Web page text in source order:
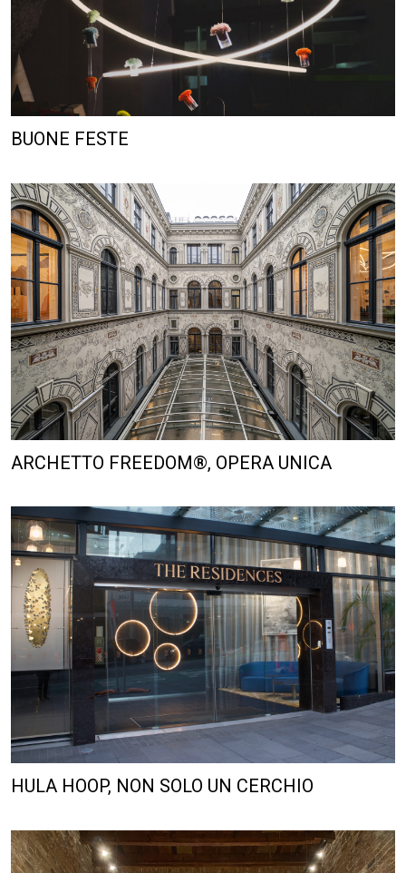
BUONE FESTE
ARCHETTO FREEDOM®, OPERA UNICA
HULA HOOP, NON SOLO UN CERCHIO